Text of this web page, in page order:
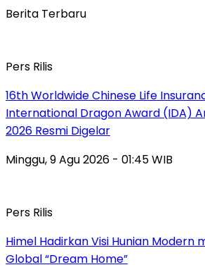
Berita Terbaru
Pers Rilis
16th Worldwide Chinese Life
International Dragon Award (IDA)
2026 Resmi Digelar
Minggu, 9 Agu 2026 - 01:45 WIB
Pers Rilis
Himel Hadirkan Visi Hunian Modern
Global “Dream Home”